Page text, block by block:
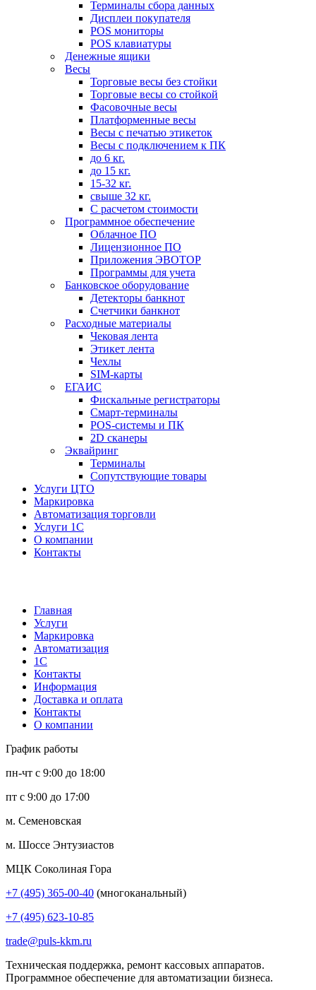
Терминалы сбора данных
Дисплеи покупателя
POS мониторы
POS клавиатуры
Денежные ящики
Весы
Торговые весы без стойки
Торговые весы со стойкой
Фасовочные весы
Платформенные весы
Весы с печатью этикеток
Весы с подключением к ПК
до 6 кг.
до 15 кг.
15-32 кг.
свыше 32 кг.
С расчетом стоимости
Программное обеспечение
Облачное ПО
Лицензионное ПО
Приложения ЭВОТОР
Программы для учета
Банковское оборудование
Детекторы банкнот
Счетчики банкнот
Расходные материалы
Чековая лента
Этикет лента
Чехлы
SIM-карты
ЕГАИС
Фискальные регистраторы
Смарт-терминалы
POS-системы и ПК
2D сканеры
Эквайринг
Терминалы
Сопутствующие товары
Услуги ЦТО
Маркировка
Автоматизация торговли
Услуги 1С
О компании
Контакты
Главная
Услуги
Маркировка
Автоматизация
1С
Контакты
Информация
Доставка и оплата
Контакты
О компании
График работы
пн-чт с 9:00 до 18:00
пт с 9:00 до 17:00
м. Семеновская
м. Шоссе Энтузиастов
МЦК Соколиная Гора
+7 (495) 365-00-40 (многоканальный)
+7 (495) 623-10-85
trade@puls-kkm.ru
Техническая поддержка, ремонт кассовых аппаратов.
Программное обеспечение для автоматизации бизнеса.